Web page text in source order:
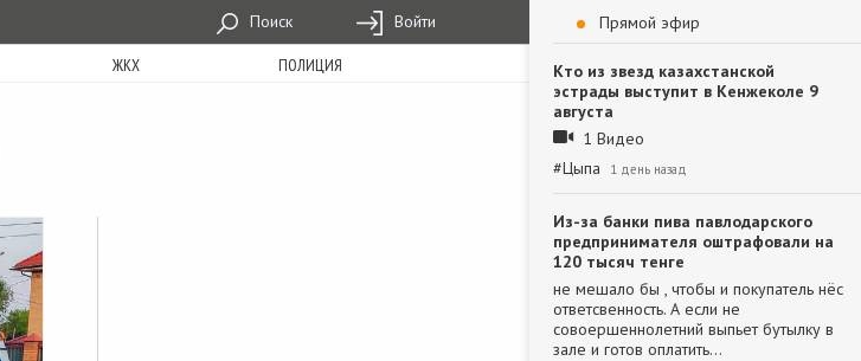
Поиск Войти
ЖКХ ПОЛИЦИЯ
Прямой эфир
Кто из звезд казахстанской
эстрады выступит в Кенжеколе 9
августа
1 Видео
#Цыпа 1 день назад
Из-за банки пива павлодарского
предпринимателя оштрафовали на
120 тысяч тенге
не мешало бы , чтобы и покупатель нёс
ответсвенность. А если не
совоершеннолетний выпьет бутылку в
зале и готов оплатить…